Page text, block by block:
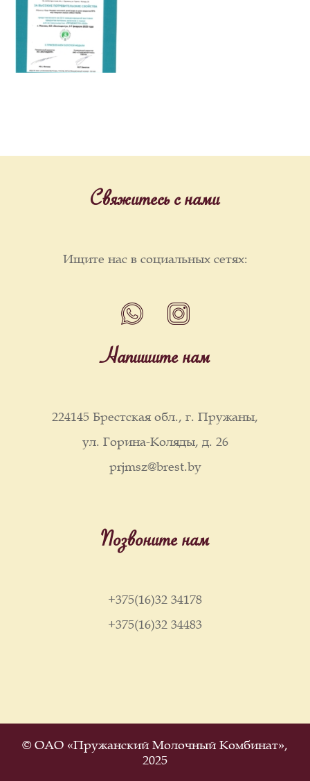
Свяжитесь с нами
Ищите нас в социальных сетях:
Напишите нам
224145 Брестская обл., г. Пружаны,
ул. Горина-Коляды, д. 26
prjmsz@brest.by
Позвоните нам
+375(16)32 34178
+375(16)32 34483
© ОАО «Пружанский Молочный Комбинат»,
2025